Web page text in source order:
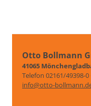
Otto Bollmann
41065
Telefon 02161/49398-0
info@otto-